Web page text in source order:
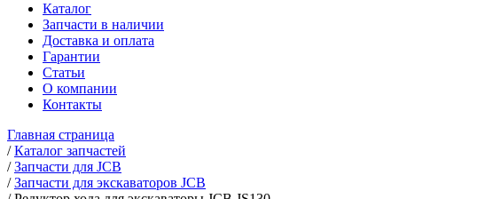
Каталог
Запчасти в наличии
Доставка и оплата
Гарантии
Статьи
О компании
Контакты
Главная страница
/Каталог запчастей
/Запчасти для JCB
/Запчасти для экскаваторов JCB